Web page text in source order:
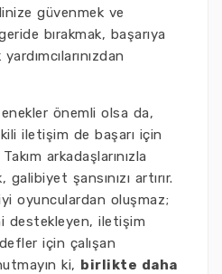
güvenmek ve
bırakmak, başarıya
önemli olsa da,
iletişim de başarı için
arkadaşlarınızla
şansınızı artırır.
oyunculardan oluşmaz;
destekleyen, iletişim
için çalışan
ki, birlikte daha